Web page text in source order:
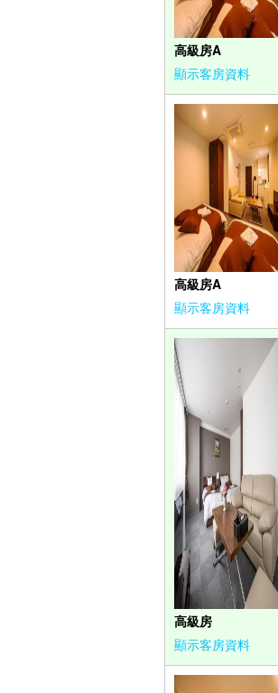
高級房A
顯示客房資料
高級房A
顯示客房資料
高級房
顯示客房資料